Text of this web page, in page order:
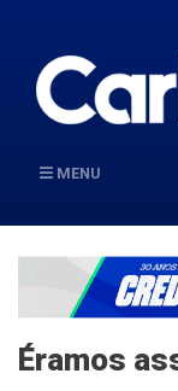
MENU
Éramos